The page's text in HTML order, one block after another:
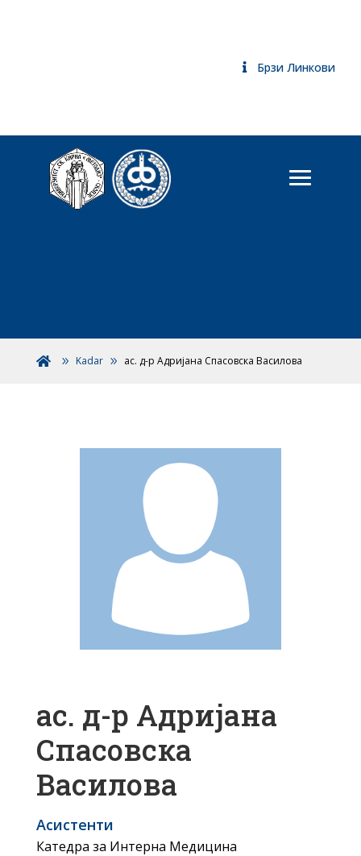
Брзи Линкови
 Kadar ас. д-р Адријана Спасовска Василова
ас. д-р Адријана
Спасовска
Василова
Асистенти
Катедра за Интерна Медицина